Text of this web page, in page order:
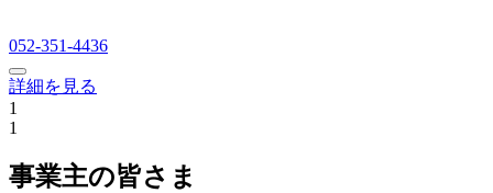
052-351-4436
詳細を見る
1
1
事業主の皆さま